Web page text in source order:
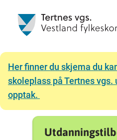
Her finner du skjema du
skoleplass på Tertnes
opptak.